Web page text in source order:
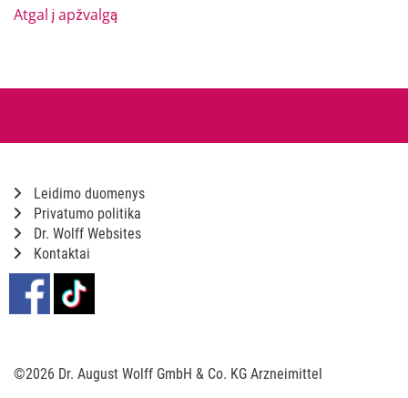
Atgal į apžvalgą
Leidimo duomenys
Privatumo politika
Dr. Wolff Websites
Kontaktai
©2026 Dr. August Wolff GmbH & Co. KG Arzneimittel